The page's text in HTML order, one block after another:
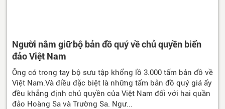
Người nắm giữ bộ bản đồ quý về chủ quyền biển
đảo Việt Nam
Ông có trong tay bộ sưu tập khổng lồ 3.000 tấm bản đồ về
Việt Nam.Và điều đặc biệt là những tấm bản đồ quý giá ấy
đều khẳng định chủ quyền của Việt Nam đối với hai quần
đảo Hoàng Sa và Trường Sa. Ngư...